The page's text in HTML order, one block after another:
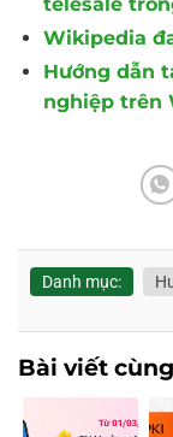
Wikipedia
Hướng dẫn
nghiệp trên
Danh mục:
Bài viết